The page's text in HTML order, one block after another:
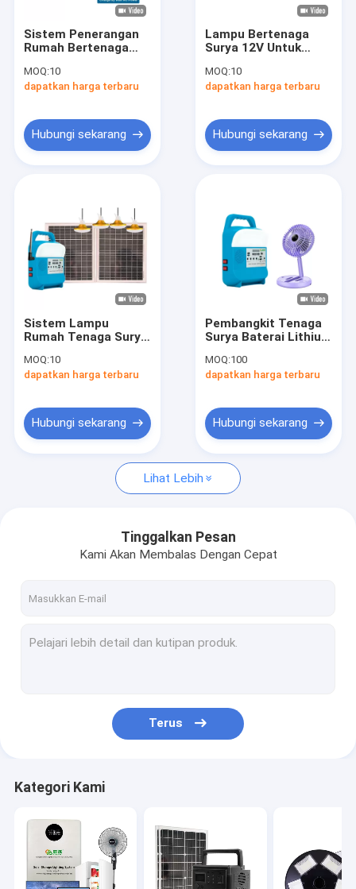
Sistem Penerangan
Rumah Bertenaga
Baterai Warna
8000mAh SRE-689
MOQ:10
dapatkan harga terbaru
Hubungi sekarang
Lampu Bertenaga
Surya 12V Untuk
Bohlam Kuat Lampu
Led Power Bank
MOQ:10
dapatkan harga terbaru
Hubungi sekarang
Sistem Lampu
Rumah Tenaga Surya
Peringkat IP65 Untuk
TV Dan Kipas Angin
Tenaga Surya
Portabel
MOQ:10
dapatkan harga terbaru
Hubungi sekarang
Pembangkit Tenaga
Surya Baterai Lithium
Berkemah Untuk TV
Dengan Kipas Angin
MOQ:100
dapatkan harga terbaru
Hubungi sekarang
Lihat Lebih
Tinggalkan Pesan
Kami Akan Membalas Dengan Cepat
Terus
Kategori Kami